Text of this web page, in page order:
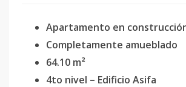
Apartamento en
Completamente amueblado
64.10 m²
4to nivel – Edificio Asifa